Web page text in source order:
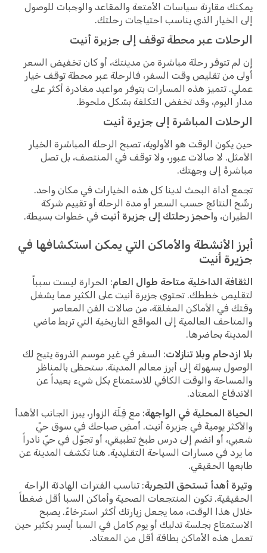
يمكنك مقارنة سياسات الأمتعة والمقاعد والوجبات للوصول
إلى الخيار الذي يناسب احتياجات رحلتك.
الرحلات عبر محطة توقف إلى جزيرة أنيت
إن لم تتوفر رحلة مباشرة من مدينتك، أو كان تخفيض السعر
أولى من تقليص وقت السفر، فالرحلة عبر محطة توقف خيار
عملي. تتميز هذه المسارات بتوفر مواعيد مغادرة أكثر على
مدار اليوم، وقد تخفض التكلفة بشكل ملحوظ.
الرحلات المباشرة إلى جزيرة أنيت
حين يكون الوقت هو الأولوية، تصبح الرحلة المباشرة الخيار
الأمثل. لا صالات عبور، ولا توقف في المنتصف، بل تصل
مباشرةً إلى وجهتك.
تجمع أداة البحث لدينا كل هذه الخيارات في مكان واحد.
رشّح النتائج حسب السعر أو مدة الرحلة أو تقييم شركة
الطيران، واحجز رحلتك إلى جزيرة أنيت في خطوات بسيطة.
أبرز الأنشطة والأماكن التي يمكن استكشافها في
جزيرة أنيت
الثقافة الداخلية متاحة طوال العام: الحرارة ليست سبباً
لتقليص خططك. تحتوي جزيرة أنيت على الكثير مما يشغل
وقتك في الأماكن المغلقة، من صالات الفن المعاصر
والمتاحف العالمية إلى المواقع التاريخية التي تربط ماضي
المدينة بحاضرها.
بلا ازدحام وبلا تنازلات: السفر في غير موسم الذروة يتيح لك
الوصول بسهولة إلى أبرز معالم المدينة. ستحظى بالمناظر
والمساحة والوقت الكافي للاستمتاع بكل شيء بعيداً عن
الاندفاع المعتاد.
الحياة المحلية في الواجهة: مع قِلّة الزوار، يبرز الجانب الأهدأ
والأكثر يوميةً في جزيرة أنيت. أمضِ صباحك في سوق حيّ
شعبي، أو انضم إلى درس طبخ تطبيقي، أو تجوّل في حيّ نادراً
ما يرد في مسارات السياحة التقليدية. هنا تكشف المدينة عن
طابعها الحقيقي.
وتيرة أهدأ تستحق التجربة: تناسب الفترات الهادئة الراحة
الحقيقية. تكون المنتجعات الصحية وأماكن السبا أقل ضغطاً
خلال هذا الوقت، مما يجعل زيارتك أكثر استرخاءً. يصبح
الاستمتاع بجلسة تدليك أو يوم كامل في السبا أيسر بكثير حين
تعمل هذه الأماكن بطاقة أقل من المعتاد.